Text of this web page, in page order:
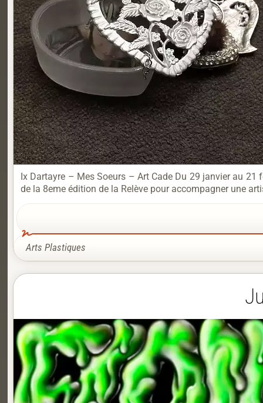
Ix Dartayre – Mes Soeurs – Art Cade Du 29 janvier au
de la 8eme édition de la Relève pour accompagner une
Arts Plastiques